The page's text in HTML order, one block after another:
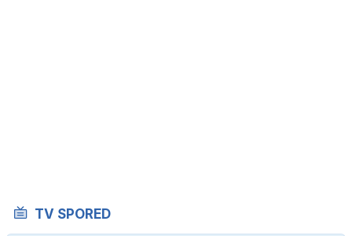
TV SPORED